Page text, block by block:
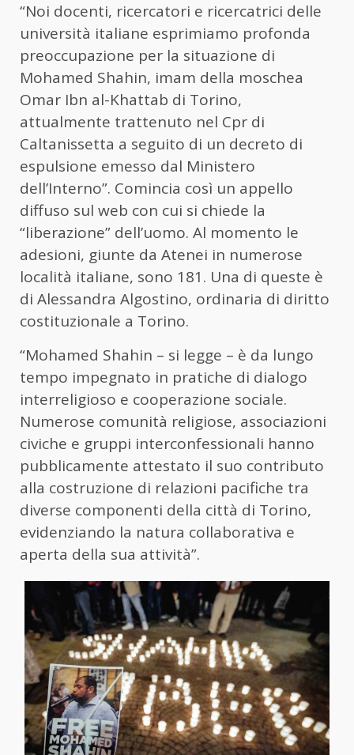
“Noi docenti, ricercatori e ricercatrici delle
università italiane esprimiamo profonda
preoccupazione per la situazione di
Mohamed Shahin, imam della moschea
Omar Ibn al-Khattab di Torino,
attualmente trattenuto nel Cpr di
Caltanissetta a seguito di un decreto di
espulsione emesso dal Ministero
dell’Interno”. Comincia così un appello
diffuso sul web con cui si chiede la
“liberazione” dell’uomo. Al momento le
adesioni, giunte da Atenei in numerose
località italiane, sono 181. Una di queste è
di Alessandra Algostino, ordinaria di diritto
costituzionale a Torino.
“Mohamed Shahin – si legge – è da lungo
tempo impegnato in pratiche di dialogo
interreligioso e cooperazione sociale.
Numerose comunità religiose, associazioni
civiche e gruppi interconfessionali hanno
pubblicamente attestato il suo contributo
alla costruzione di relazioni pacifiche tra
diverse componenti della città di Torino,
evidenziando la natura collaborativa e
aperta della sua attività”.